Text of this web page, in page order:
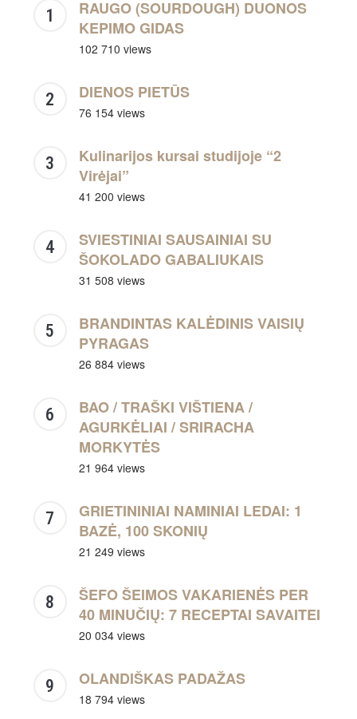
RAUGO (SOURDOUGH) DUONOS
KEPIMO GIDAS
102 710 views
DIENOS PIETŪS
76 154 views
Kulinarijos kursai studijoje “2
Virėjai”
41 200 views
SVIESTINIAI SAUSAINIAI SU
ŠOKOLADO GABALIUKAIS
31 508 views
BRANDINTAS KALĖDINIS VAISIŲ
PYRAGAS
26 884 views
BAO / TRAŠKI VIŠTIENA /
AGURKĖLIAI / SRIRACHA
MORKYTĖS
21 964 views
GRIETININIAI NAMINIAI LEDAI: 1
BAZĖ, 100 SKONIŲ
21 249 views
ŠEFO ŠEIMOS VAKARIENĖS PER
40 MINUČIŲ: 7 RECEPTAI SAVAITEI
20 034 views
OLANDIŠKAS PADAŽAS
18 794 views